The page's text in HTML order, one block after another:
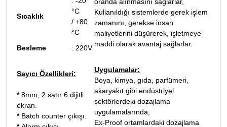
Sıcaklık
°C
/ +80
°C
Besleme
: 220V
Sayıcı Özellikleri:
*8mm, 2 satır 6 dijitli
ekran.
*Batch counter çıkışı.
Kullanıldığı sistemlerde gerek işlem
zamanını, gerekse insan
maliyetlerini düşürerek, işletmeye
maddi olarak avantaj sağlarlar.
Uygulamalar:
Boya, kimya, gıda, parfümeri,
akaryakıt gibi endüstriyel
sektörlerdeki dozajlama
uygulamalarında,
Ex-Proof ortamlardaki dozajlama